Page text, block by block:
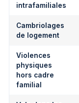
intrafamiliales
Cambriolages
de logement
Violences
physiques
hors cadre
familial